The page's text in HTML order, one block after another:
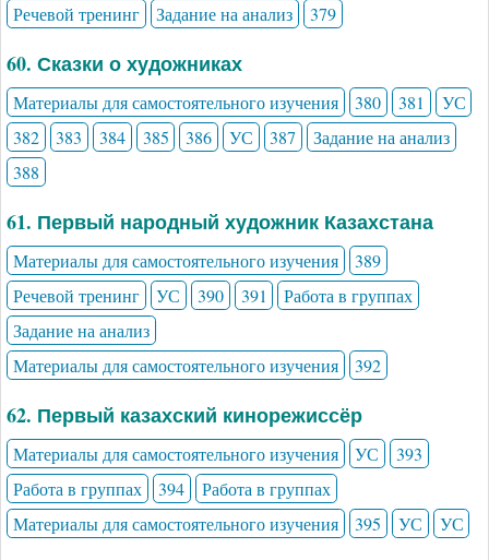
Речевой тренинг
Задание на анализ 379
60. Сказки о художниках
Материалы для самостоятельного изучения 380 381
УС
382
383 384 385 386 УС 387
Задание на анализ
388
61. Первый народный художник Казахстана
Материалы для самостоятельного изучения
389
Речевой тренинг
УС 390 391
Работа в группах
Задание на анализ
Материалы для самостоятельного изучения
392
62. Первый казахский кинорежиссёр
Материалы для самостоятельного изучения УС
393
Работа в группах
394
Работа в группах
Материалы для самостоятельного изучения
395 УС УС